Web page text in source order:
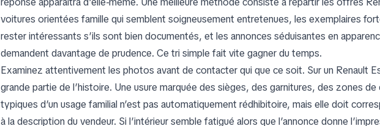
voitures orientées famille qui semblent soigneusement entretenues, les exemplaires
rester intéressants s’ils sont bien documentés, et les annonces séduisantes en
demandent davantage de prudence. Ce tri simple fait vite gagner du temps.
Examinez attentivement les photos avant de contacter qui que ce soit. Sur un Renault
grande partie de l’histoire. Une usure marquée des sièges, des garnitures, des zones
typiques d’un usage familial n’est pas automatiquement rédhibitoire, mais elle doit
à la description du vendeur. Si l’intérieur semble fatigué alors que l’annonce donne